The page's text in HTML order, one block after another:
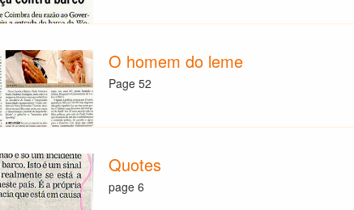
O homem do leme
Page 52
Quotes
page 6